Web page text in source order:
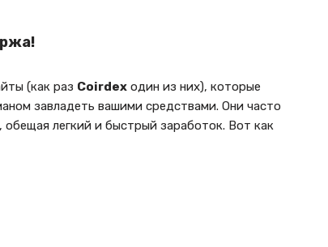
(как раз Coirdex один из них), которые
завладеть вашими средствами. Они часто
легкий и быстрый заработок. Вот как